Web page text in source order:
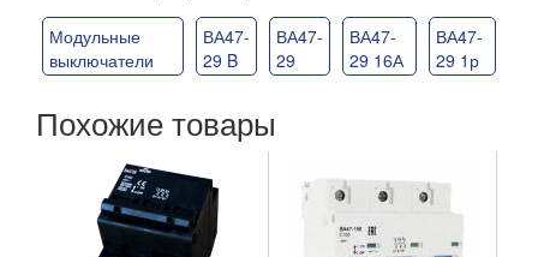
Модульные
выключатели
ВА47-
29 B
ВА47-
29
ВА47-
29 16А
ВА47-
29 1р
Похожие товары